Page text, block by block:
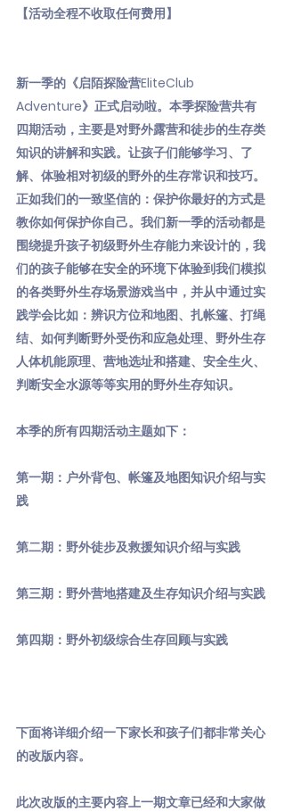
【活动全程不收取任何费用】
新一季的《启陌探险营EliteClub
Adventure》正式启动啦。本季探险营共有
四期活动，主要是对野外露营和徒步的生存类
知识的讲解和实践。让孩子们能够学习、了
解、体验相对初级的野外的生存常识和技巧。
正如我们的一致坚信的：保护你最好的方式是
教你如何保护你自己。我们新一季的活动都是
围绕提升孩子初级野外生存能力来设计的，我
们的孩子能够在安全的环境下体验到我们模拟
的各类野外生存场景游戏当中，并从中通过实
践学会比如：辨识方位和地图、扎帐篷、打绳
结、如何判断野外受伤和应急处理、野外生存
人体机能原理、营地选址和搭建、安全生火、
判断安全水源等等实用的野外生存知识。
本季的所有四期活动主题如下：
第一期：户外背包、帐篷及地图知识介绍与实
践
第二期：野外徒步及救援知识介绍与实践
第三期：野外营地搭建及生存知识介绍与实践
第四期：野外初级综合生存回顾与实践
下面将详细介绍一下家长和孩子们都非常关心
的改版内容。
此次改版的主要内容上一期文章已经和大家做